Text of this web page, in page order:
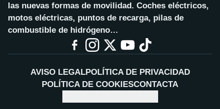
las nuevas formas de movilidad. Coches eléctricos,
motos eléctricas, puntos de recarga, pilas de
combustible de hidrógeno…
AVISO LEGALPOLÍTICA DE PRIVACIDAD
POLÍTICA DE COOKIESCONTACTA